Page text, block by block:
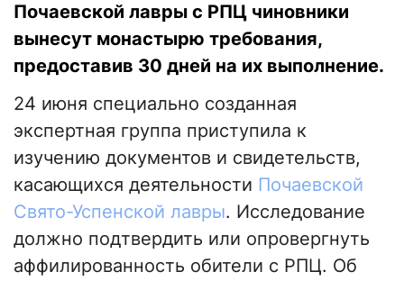
Почаевской лавры с РПЦ чиновники
вынесут монастырю требования,
предоставив 30 дней на их выполнение.
24 июня специально созданная
экспертная группа приступила к
изучению документов и свидетельств,
касающихся деятельности Почаевской
Свято-Успенской лавры. Исследование
должно подтвердить или опровергнуть
аффилированность обители с РПЦ. Об